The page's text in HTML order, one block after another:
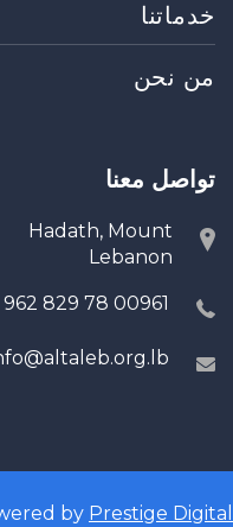
خدماتنا
من نحن
تواصل معنا
Hadath, Mount
Lebanon
00961 78 829 962
by Prestige Digital